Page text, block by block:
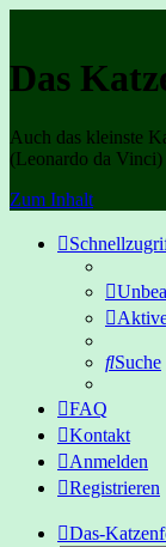
Das
Auch das kleinste
(Leonardo da Vinci)
Zum Inhalt
Suche
FAQ
Kontakt
Anmelden
Registrieren
Das-